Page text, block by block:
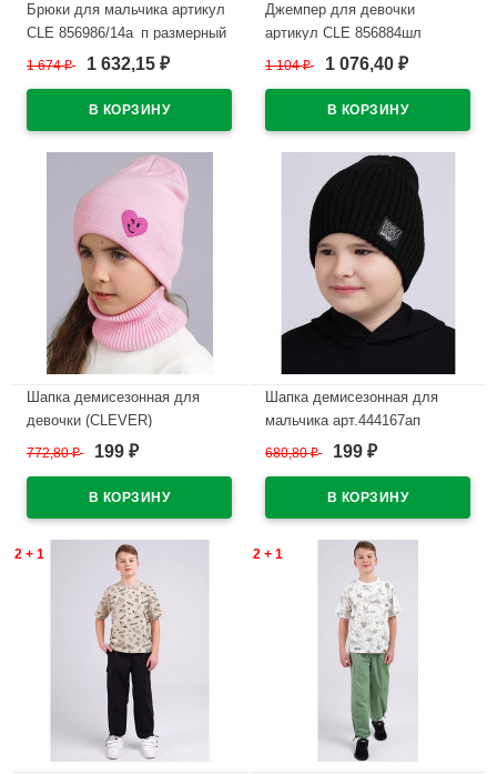
Брюки для мальчика артикул
CLE 856986/14а_п размерный
ряд 34/134-42/158 цвет
1 674₽ 1 632,15 ₽
Джемпер для девочки
артикул CLE 856884шл
размер 34/134-40/152 цвет
1 104₽ 1 076,40 ₽
Шапка демисезонная для
девочки (CLEVER)
арт.544031вн размер 52-54
772,80₽ 199 ₽
Шапка демисезонная для
мальчика арт.444167ап
(CLEVER) размер 52-54 цвет
680,80₽ 199 ₽
2 + 1 2 + 1